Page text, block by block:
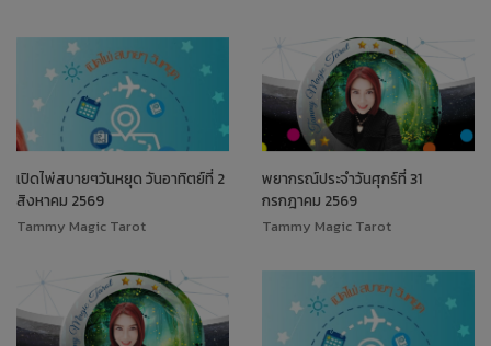
เปิดไพ่สบายๆวันหยุด วันอาทิตย์ที่ 2
สิงหาคม 2569
Tammy Magic Tarot
พยากรณ์ประจำวันศุกร์ที่ 31
กรกฎาคม 2569
Tammy Magic Tarot